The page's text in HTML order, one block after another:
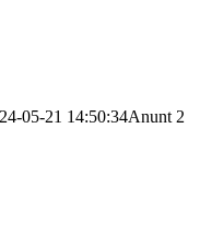
05-21 14:50:34Anunt 2